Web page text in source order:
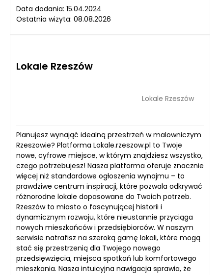
Data dodania: 15.04.2024
Ostatnia wizyta: 08.08.2026
Lokale Rzeszów
Lokale Rzeszów
Planujesz wynająć idealną przestrzeń w malowniczym
Rzeszowie? Platforma Lokale.rzeszow.pl to Twoje
nowe, cyfrowe miejsce, w którym znajdziesz wszystko,
czego potrzebujesz! Nasza platforma oferuje znacznie
więcej niż standardowe ogłoszenia wynajmu – to
prawdziwe centrum inspiracji, które pozwala odkrywać
różnorodne lokale dopasowane do Twoich potrzeb.
Rzeszów to miasto o fascynującej historii i
dynamicznym rozwoju, które nieustannie przyciąga
nowych mieszkańców i przedsiębiorców. W naszym
serwisie natrafisz na szeroką gamę lokali, które mogą
stać się przestrzenią dla Twojego nowego
przedsięwzięcia, miejsca spotkań lub komfortowego
mieszkania. Nasza intuicyjna nawigacja sprawia, że